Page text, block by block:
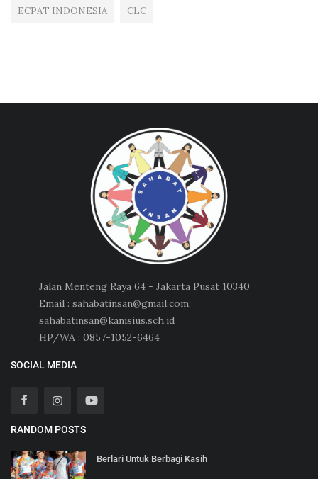
ECPAT INDONESIA CLC
Jalan Menteng Raya 64 - Jakarta Pusat 10340
Email : sahabatinsan@gmail.com;
sahabatinsan@kanisius.sch.id
HP/WA : 0857-1052-6464
SOCIAL MEDIA
RANDOM POSTS
Berlari Untuk Berbagi Kasih